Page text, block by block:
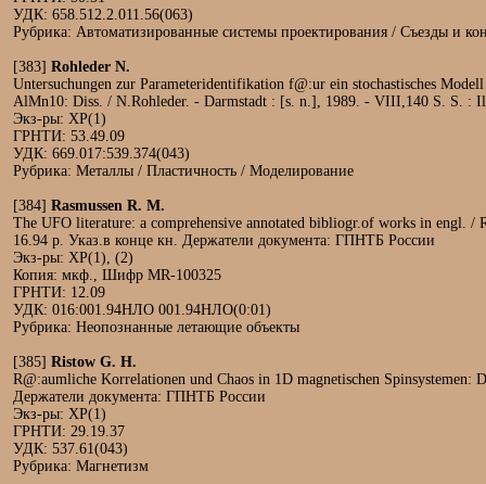
УДК: 658.512.2.011.56(063)
Рубрика: Автоматизированные системы проектирования / Съезды и
[383] Rohleder N.
Untersuchungen zur Parameteridentifikation f@:ur ein stochastisches
AlMn10: Diss. / N.Rohleder. - Darmstadt : [s. n.], 1989. - VIII,140 S. S. :
Экз-ры: ХР(1)
ГРНТИ: 53.49.09
УДК: 669.017:539.374(043)
Рубрика: Металлы / Пластичность / Моделирование
[384] Rasmussen R. M.
The UFO literature: a comprehensive annotated bibliogr.of works in engl.
16.94 р. Указ.в конце кн. Держатели документа: ГПНТБ России
Экз-ры: ХР(1), (2)
Копия: мкф., Шифр MR-100325
ГРНТИ: 12.09
УДК: 016:001.94НЛО 001.94НЛО(0:01)
Рубрика: Неопознанные летающие объекты
[385] Ristow G. H.
R@:aumliche Korrelationen und Chaos in 1D magnetischen
Держатели документа: ГПНТБ России
Экз-ры: ХР(1)
ГРНТИ: 29.19.37
УДК: 537.61(043)
Рубрика: Магнетизм